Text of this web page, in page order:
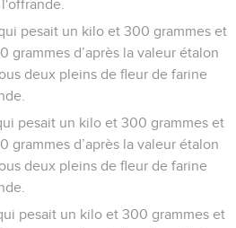
pesait un kilo et 300 grammes et
grammes d’après la valeur étalon
deux pleins de fleur de farine
pesait un kilo et 300 grammes et
grammes d’après la valeur étalon
deux pleins de fleur de farine
pesait un kilo et 300 grammes et